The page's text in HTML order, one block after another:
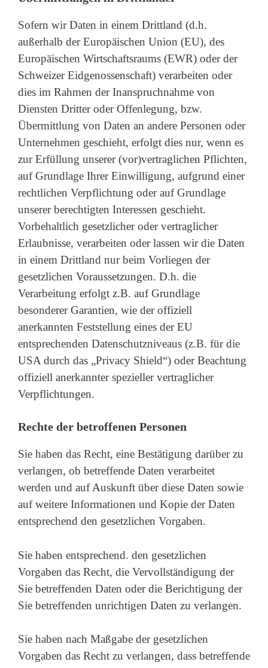
Sofern wir Daten in einem Drittland (d.h.
außerhalb der Europäischen Union (EU), des
Europäischen Wirtschaftsraums (EWR) oder der
Schweizer Eidgenossenschaft) verarbeiten oder
dies im Rahmen der Inanspruchnahme von
Diensten Dritter oder Offenlegung, bzw.
Übermittlung von Daten an andere Personen oder
Unternehmen geschieht, erfolgt dies nur, wenn es
zur Erfüllung unserer (vor)vertraglichen Pflichten,
auf Grundlage Ihrer Einwilligung, aufgrund einer
rechtlichen Verpflichtung oder auf Grundlage
unserer berechtigten Interessen geschieht.
Vorbehaltlich gesetzlicher oder vertraglicher
Erlaubnisse, verarbeiten oder lassen wir die Daten
in einem Drittland nur beim Vorliegen der
gesetzlichen Voraussetzungen. D.h. die
Verarbeitung erfolgt z.B. auf Grundlage
besonderer Garantien, wie der offiziell
anerkannten Feststellung eines der EU
entsprechenden Datenschutzniveaus (z.B. für die
USA durch das „Privacy Shield“) oder Beachtung
offiziell anerkannter spezieller vertraglicher
Verpflichtungen.
Rechte der betroffenen Personen
Sie haben das Recht, eine Bestätigung darüber zu
verlangen, ob betreffende Daten verarbeitet
werden und auf Auskunft über diese Daten sowie
auf weitere Informationen und Kopie der Daten
entsprechend den gesetzlichen Vorgaben.
Sie haben entsprechend. den gesetzlichen
Vorgaben das Recht, die Vervollständigung der
Sie betreffenden Daten oder die Berichtigung der
Sie betreffenden unrichtigen Daten zu verlangen.
Sie haben nach Maßgabe der gesetzlichen
Vorgaben das Recht zu verlangen, dass betreffende